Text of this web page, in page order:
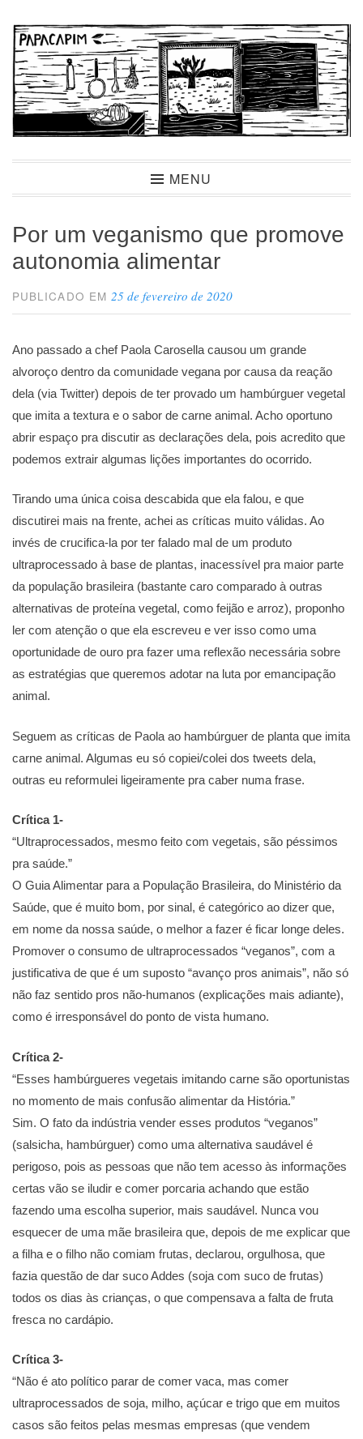
para
conteúdo
PapacapimMENU
Por um veganismo que promove
autonomia alimentar
PUBLICADO EM 25 de fevereiro de 2020
Ano passado a chef Paola Carosella causou um grande
alvoroço dentro da comunidade vegana por causa da reação
dela (via Twitter) depois de ter provado um hambúrguer vegetal
que imita a textura e o sabor de carne animal. Acho oportuno
abrir espaço pra discutir as declarações dela, pois acredito que
podemos extrair algumas lições importantes do ocorrido.
Tirando uma única coisa descabida que ela falou, e que
discutirei mais na frente, achei as críticas muito válidas. Ao
invés de crucifica-la por ter falado mal de um produto
ultraprocessado à base de plantas, inacessível pra maior parte
da população brasileira (bastante caro comparado à outras
alternativas de proteína vegetal, como feijão e arroz), proponho
ler com atenção o que ela escreveu e ver isso como uma
oportunidade de ouro pra fazer uma reflexão necessária sobre
as estratégias que queremos adotar na luta por emancipação
animal.
Seguem as críticas de Paola ao hambúrguer de planta que imita
carne animal. Algumas eu só copiei/colei dos tweets dela,
outras eu reformulei ligeiramente pra caber numa frase.
Crítica 1-
“Ultraprocessados, mesmo feito com vegetais, são péssimos
pra saúde.”
O Guia Alimentar para a População Brasileira, do Ministério da
Saúde, que é muito bom, por sinal, é categórico ao dizer que,
em nome da nossa saúde, o melhor a fazer é ficar longe deles.
Promover o consumo de ultraprocessados “veganos”, com a
justificativa de que é um suposto “avanço pros animais”, não só
não faz sentido pros não-humanos (explicações mais adiante),
como é irresponsável do ponto de vista humano.
Crítica 2-
“Esses hambúrgueres vegetais imitando carne são oportunistas
no momento de mais confusão alimentar da História.”
Sim. O fato da indústria vender esses produtos “veganos”
(salsicha, hambúrguer) como uma alternativa saudável é
perigoso, pois as pessoas que não tem acesso às informações
certas vão se iludir e comer porcaria achando que estão
fazendo uma escolha superior, mais saudável. Nunca vou
esquecer de uma mãe brasileira que, depois de me explicar que
a filha e o filho não comiam frutas, declarou, orgulhosa, que
fazia questão de dar suco Addes (soja com suco de frutas)
todos os dias às crianças, o que compensava a falta de fruta
fresca no cardápio.
Crítica 3-
“Não é ato político parar de comer vaca, mas comer
ultraprocessados de soja, milho, açúcar e trigo que em muitos
casos são feitos pelas mesmas empresas (que vendem